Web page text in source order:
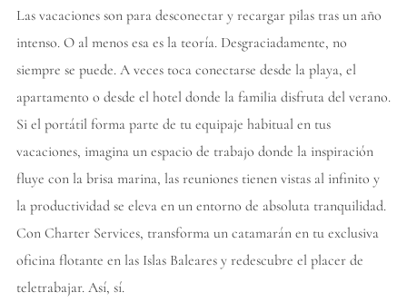
Las vacaciones son para desconectar y recargar pilas tras un año
intenso. O al menos esa es la teoría. Desgraciadamente, no
siempre se puede. A veces toca conectarse desde la playa, el
apartamento o desde el hotel donde la familia disfruta del verano.
Si el portátil forma parte de tu equipaje habitual en tus
vacaciones, imagina un espacio de trabajo donde la inspiración
fluye con la brisa marina, las reuniones tienen vistas al infinito y
la productividad se eleva en un entorno de absoluta tranquilidad.
Con Charter Services, transforma un catamarán en tu exclusiva
oficina flotante en las Islas Baleares y redescubre el placer de
teletrabajar. Así, sí.